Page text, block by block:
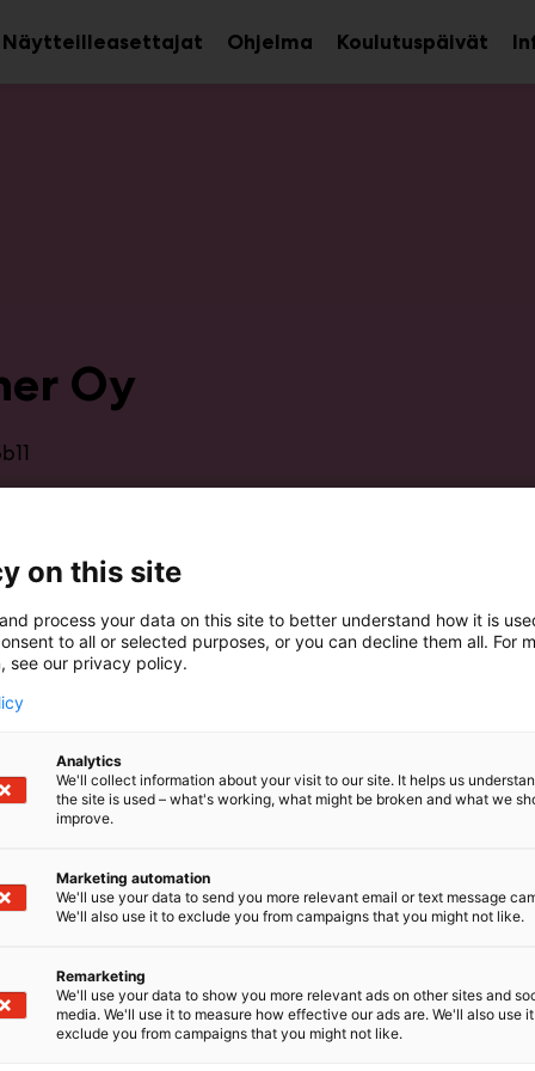
Näytteilleasettajat Ohjelma KoulutuspäivätAvaa
Oy
on terveydenhuollon ammattilaisten luotettava
tarjoamalla ratkaisuja ihmisen hyvinvoinnin ja
innovatiivisen tuotevalikoimamme lisäksi
tuki sekä apuvälineiden huolto- ja
arjen puolesta. Kun arki toimii turvallisesti, jää
Tervetuloa tutustumaan hoivan apuväline- ja
nro 5b11. Berner Medical, Sujuvamman arjen
on this site
process your data on this site to better understand how it is
to all or selected purposes, or you can decline them all. For
see our privacy policy.
Analytics
We'll collect information about your visit to our site. It helps us
the site is used – what's working, what might be broken and what we
improve.
Marketing automation
We'll use your data to send you more relevant email or text message
We'll also use it to exclude you from campaigns that you might not like.
Remarketing
We'll use your data to show you more relevant ads on other sites and
media. We'll use it to measure how effective our ads are. We'll also use
exclude you from campaigns that you might not like.